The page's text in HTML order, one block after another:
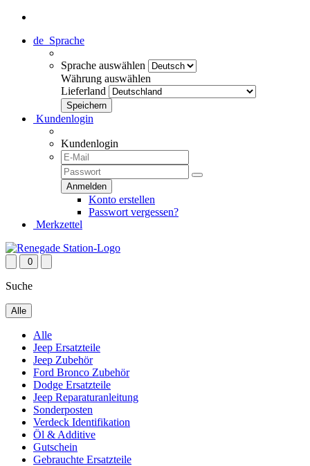
de Sprache
Sprache auswählen
Währung auswählen
Lieferland
Kundenlogin
Kundenlogin
Konto erstellen
Passwort vergessen?
Merkzettel
0
Suche
Alle
Alle
Jeep Ersatzteile
Jeep Zubehör
Ford Bronco Zubehör
Dodge Ersatzteile
Jeep Reparaturanleitung
Sonderposten
Verdeck Identifikation
Öl & Additive
Gutschein
Gebrauchte Ersatzteile